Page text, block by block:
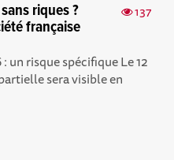
137
riques ?
française
un risque spécifique Le 12
sera visible en